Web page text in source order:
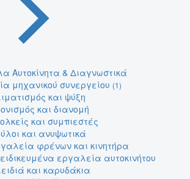
Αυτοκίνητα & Διαγνωστικά
μηχανικού συνεργείου (1)
και ψύξη
και διανομή
και συμπιεστές
και ανυψωτικά
φρένων και κινητήρα
εργαλεία αυτοκινήτου
και καρυδάκια